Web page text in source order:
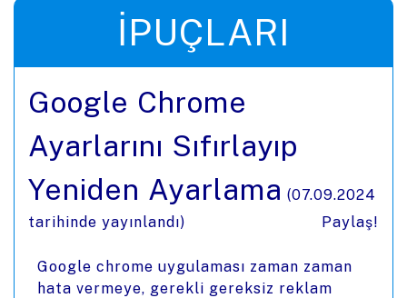
İPUÇLARI
Google Chrome
Ayarlarını Sıfırlayıp
Yeniden Ayarlama (07.09.2024
tarihinde yayınlandı)
Paylaş!
Google chrome uygulaması zaman zaman
hata vermeye, gerekli gereksiz reklam
Menüye zıpla